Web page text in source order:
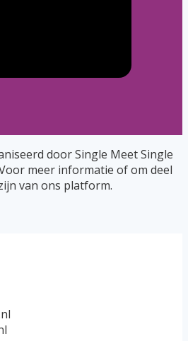
door Single Meet Single
meer informatie of om deel
van ons platform.